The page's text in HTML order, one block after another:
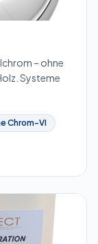
– ohne
Systeme
Chrom-VI